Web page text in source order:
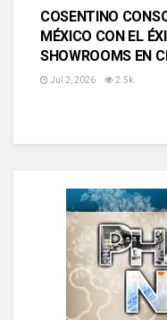
COSENTINO
MÉXICO CON EL
SHOWROOMS EN
Jul 2, 2026 2.5k